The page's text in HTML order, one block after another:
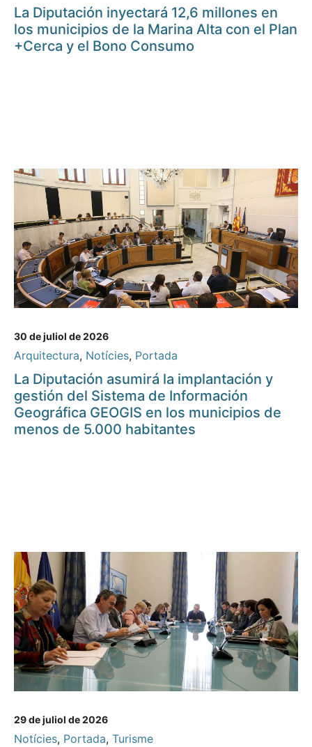
La Diputación inyectará 12,6 millones en
los municipios de la Marina Alta con el Plan
+Cerca y el Bono Consumo
30 de juliol de 2026
Arquitectura, Notícies, Portada
La Diputación asumirá la implantación y
gestión del Sistema de Información
Geográfica GEOGIS en los municipios de
menos de 5.000 habitantes
29 de juliol de 2026
Notícies, Portada, Turisme